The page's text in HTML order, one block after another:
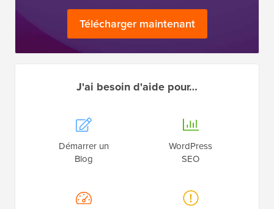
Télécharger maintenant
J'ai besoin d'aide pour…
Démarrer un
Blog
WordPress
SEO